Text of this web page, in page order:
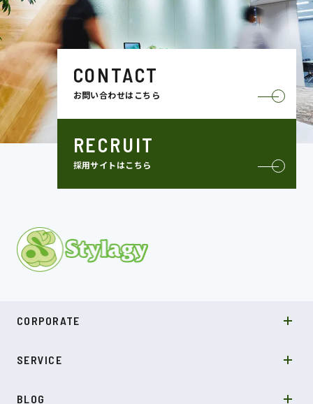
CONTACT
お問い合わせはこちら
RECRUIT
採用サイトはこちら
CORPORATE
COMPANY
NEWS
SERVICE
受託開発
BLOG